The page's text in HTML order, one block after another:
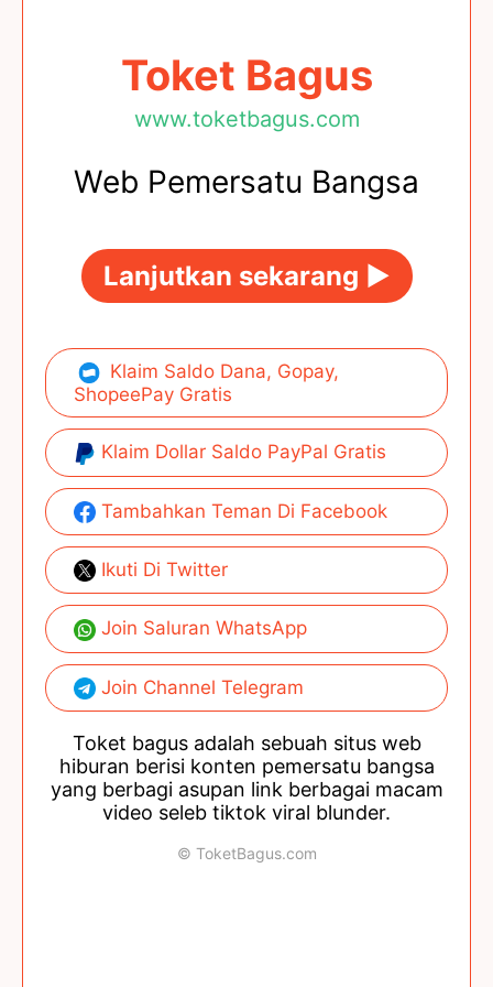
Toket Bagus
www.toketbagus.com
Web Pemersatu Bangsa
Lanjutkan sekarang ►
Klaim Saldo Dana, Gopay,
ShopeePay Gratis
Klaim Dollar Saldo PayPal Gratis
Tambahkan Teman Di Facebook
Ikuti Di Twitter
Join Saluran WhatsApp
Join Channel Telegram
Toket bagus adalah sebuah situs web
hiburan berisi konten pemersatu bangsa
yang berbagi asupan link berbagai macam
video seleb tiktok viral blunder.
© ToketBagus.com